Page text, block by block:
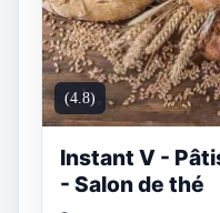
(4.8)
Instant V -
- Salon de thé